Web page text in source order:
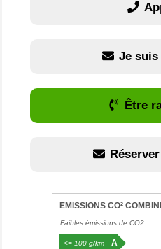
Je
Être
EMISSIONS CO²
Faibles émissions de CO2
<= 100 g/km A